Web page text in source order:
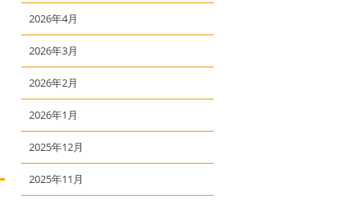
2026年4月
2026年3月
2026年2月
2026年1月
2025年12月
2025年11月